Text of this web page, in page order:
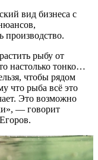
вид бизнеса с
производство.
рыбу от
настолько тонко…
чтобы рядом
что рыба всё это
Это возможно
— говорит